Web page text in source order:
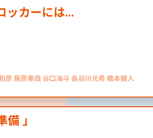
ッカーには...
彦 藤原奏哉 谷口海斗 長谷川元希 橋本健人
備 」